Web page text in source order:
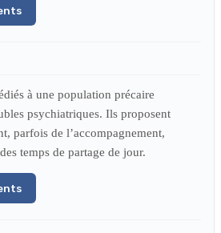
à une population précaire
psychiatriques. Ils proposent
parfois de l’accompagnement,
temps de partage de jour.